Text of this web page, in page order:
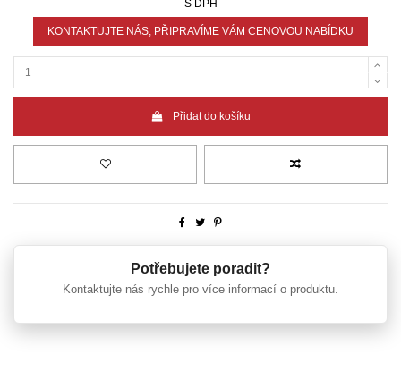
S DPH
KONTAKTUJTE NÁS, PŘIPRAVÍME VÁM CENOVOU NABÍDKU
Přidat do košíku
Potřebujete poradit?
Kontaktujte nás rychle pro více informací o produktu.